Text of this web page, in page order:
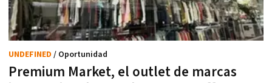
Premium Market, el outlet de marcas
UNDEFINED / Oportunidad